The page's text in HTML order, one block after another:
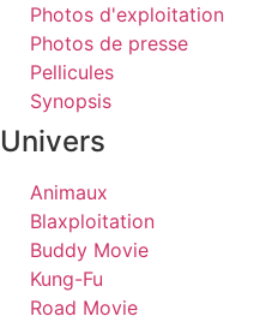
Photos d'exploitation
Photos de presse
Pellicules
Synopsis
Univers
Animaux
Blaxploitation
Buddy Movie
Kung-Fu
Road Movie